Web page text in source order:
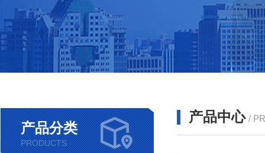
产品分类
PRODUCTS
产品中心 /